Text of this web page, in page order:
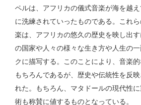
ペルは、アフリカの儀式音楽が海を越
に洗練されていったものである。これ
楽は、アフリカの悠久の歴史を映し出
の国家や人々の様々な生き方や人生の
クに描写する。このことにより、音楽
もちろんであるが、歴史や伝統性を反
れた。もちろん、マタドールの現代性
術も称賛に値するものとなっている。